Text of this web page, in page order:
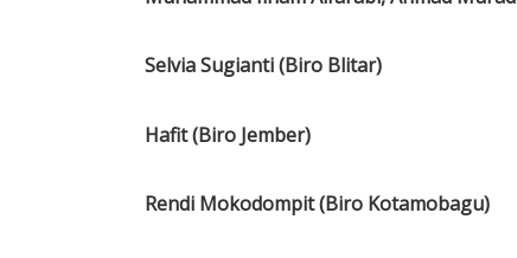
Selvia Sugianti (Biro Blitar)
Hafit (Biro Jember)
Rendi Mokodompit (Biro Kotamobagu)